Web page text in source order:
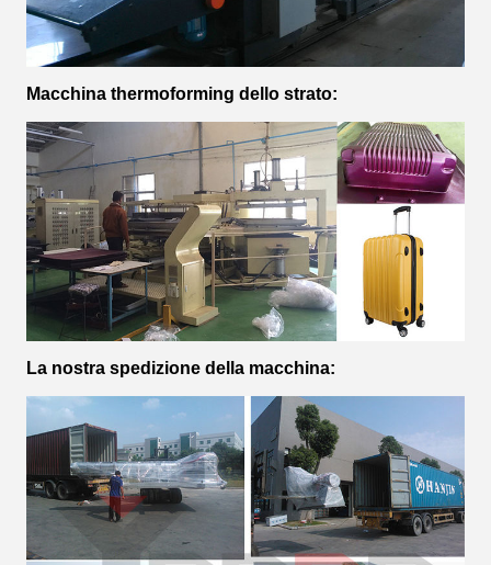
Macchina thermoforming dello strato:
La nostra spedizione della macchina: